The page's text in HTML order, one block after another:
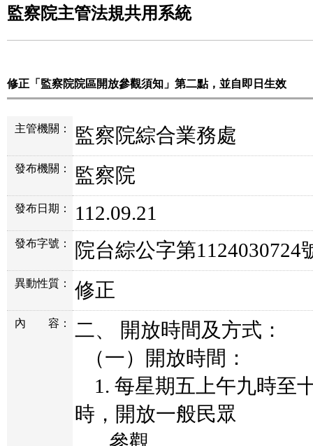
監察院主管法規共用系統
修正「監察院院區開放參觀須知」第二點，並自即日生效
主管機關： 監察院綜合業務處
發布機關： 監察院
發布日期： 112.09.21
發布字號： 院台綜公字第1124030724
異動性質： 修正
內 容：
二、 開放時間及方式：
（一）開放時間：
1. 每星期五上午九時至
時，開放一般民眾